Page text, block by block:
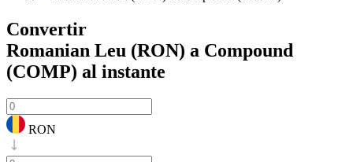
Convertir
Romanian Leu (RON) a Compound
(COMP) al instante
RON